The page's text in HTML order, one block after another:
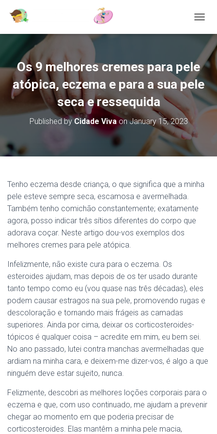
O
G
E
A
V
O
Os 9 melhores cremes para pele
atópica, eczema e para a sua pele
seca e ressequida
Published byCidade VivaonJanuary 15, 2023
Tenho eczema desde criança, o que significa que a minha
pele esteve sempre seca, escamosa e avermelhada.
Também tenho comichão constantemente; exatamente
agora, posso indicar três sítios diferentes do corpo que
adorava coçar. Neste artigo dou-vos exemplos dos
melhores cremes para pele atópica.
Infelizmente, não existe cura para o eczema. Os
esteroides ajudam, mas depois de os ter usado durante
tanto tempo como eu (vou quase nas três décadas), eles
podem causar estragos na sua pele, promovendo rugas e
descoloração e tornando mais frágeis as camadas
superiores. Ainda por cima, deixar os corticosteroides-
tópicos é qualquer coisa – acredite em mim, eu bem sei.
No ano passado, lutei contra manchas avermelhadas que
ardiam na minha cara, e deixem-me dizer-vos, é algo a que
ninguém deve estar sujeito, nunca.
Felizmente, descobri as melhores loções corporais para o
eczema e que, com uso continuado, me ajudam a prevenir
chegar ao momento em que poderia precisar de
corticosteroides. Elas mantêm a minha pele macia,